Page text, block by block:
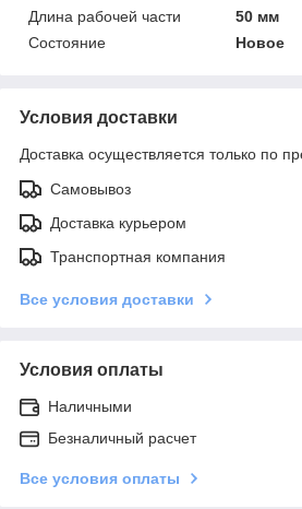
Длина рабочей части
50 мм
Состояние
Новое
Условия доставки
Доставка осуществляется только по
Самовывоз
Доставка курьером
Транспортная компания
Все условия доставки
Условия оплаты
Наличными
Безналичный расчет
Все условия оплаты